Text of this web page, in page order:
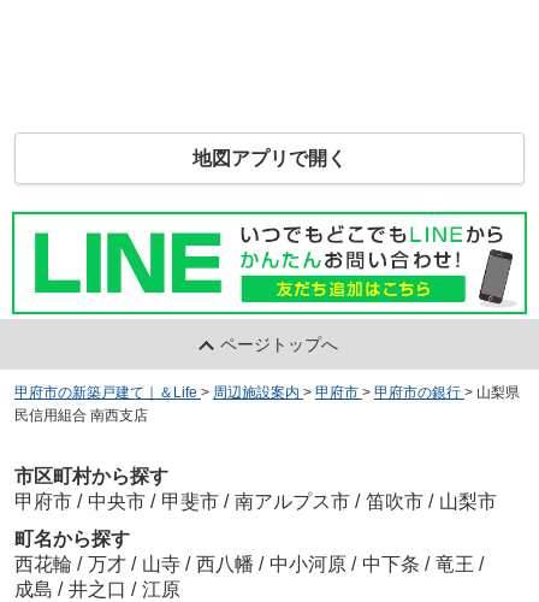
地図アプリで開く
ページトップへ
甲府市の新築戸建て｜＆Life > 周辺施設案内 > 甲府市 > 甲府市の銀行 > 山梨県
民信用組合 南西支店
市区町村から探す
甲府市 / 中央市 / 甲斐市 / 南アルプス市 / 笛吹市 / 山梨市
町名から探す
西花輪 / 万才 / 山寺 / 西八幡 / 中小河原 / 中下条 / 竜王 /
成島 / 井之口 / 江原